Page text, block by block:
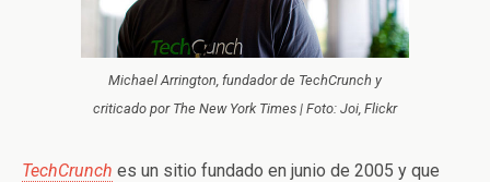
Michael Arrington, fundador de TechCrunch y
criticado por The New York Times | Foto: Joi, Flickr
TechCrunch es un sitio fundado en junio de 2005 y que